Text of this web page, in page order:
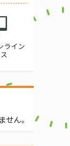
ライン
せん。